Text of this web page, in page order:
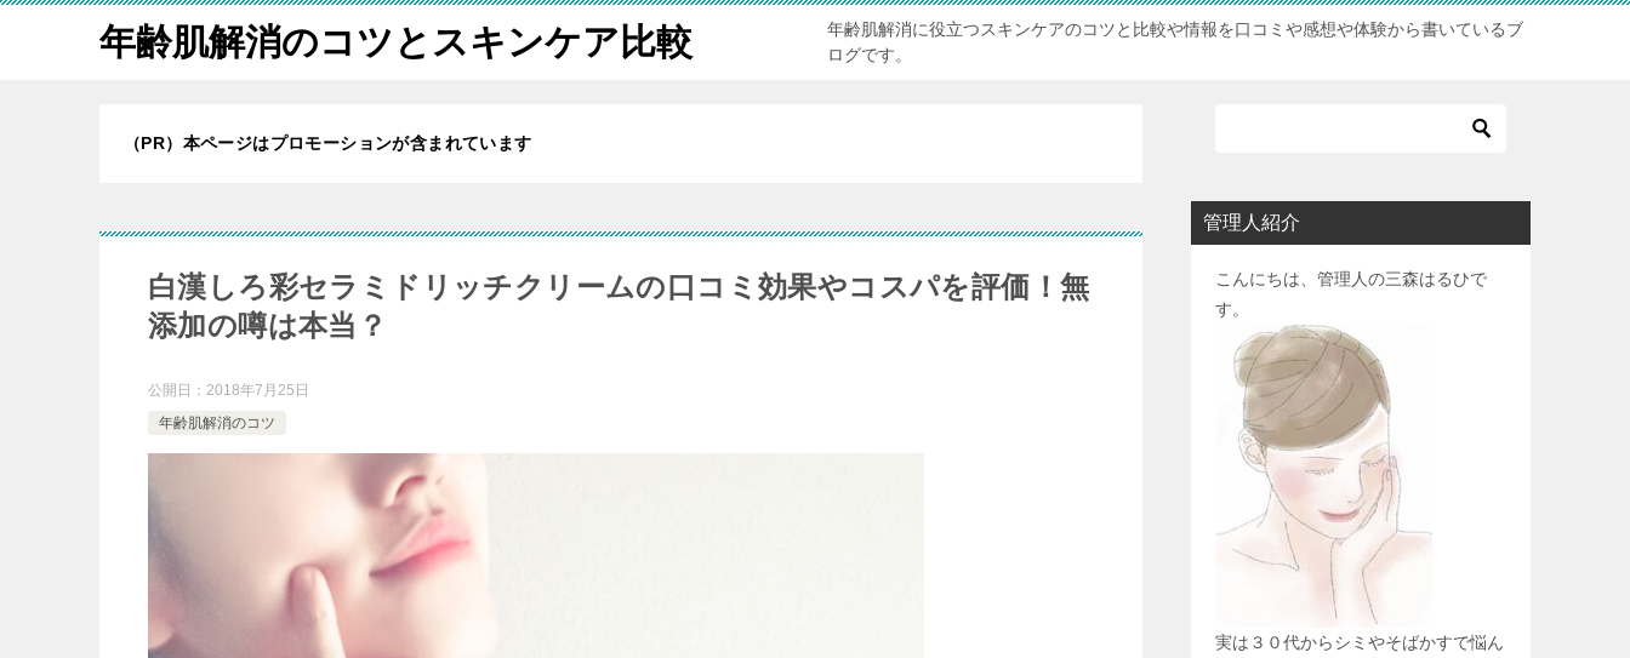
年齢肌解消のコツとスキンケア比較
年齢肌解消に役立つスキンケアのコツと比較や情報を口コミや感想や体験から書いているブ
ログです。
（PR）本ページはプロモーションが含まれています
白漢しろ彩セラミドリッチクリームの口コミ効果やコスパを評価！無
添加の噂は本当？
公開日： 2018年7月25日
年齢肌解消のコツ
管理人紹介
こんにちは、管理人の三森はるひで
す。
実は３０代からシミやそばかすで悩ん